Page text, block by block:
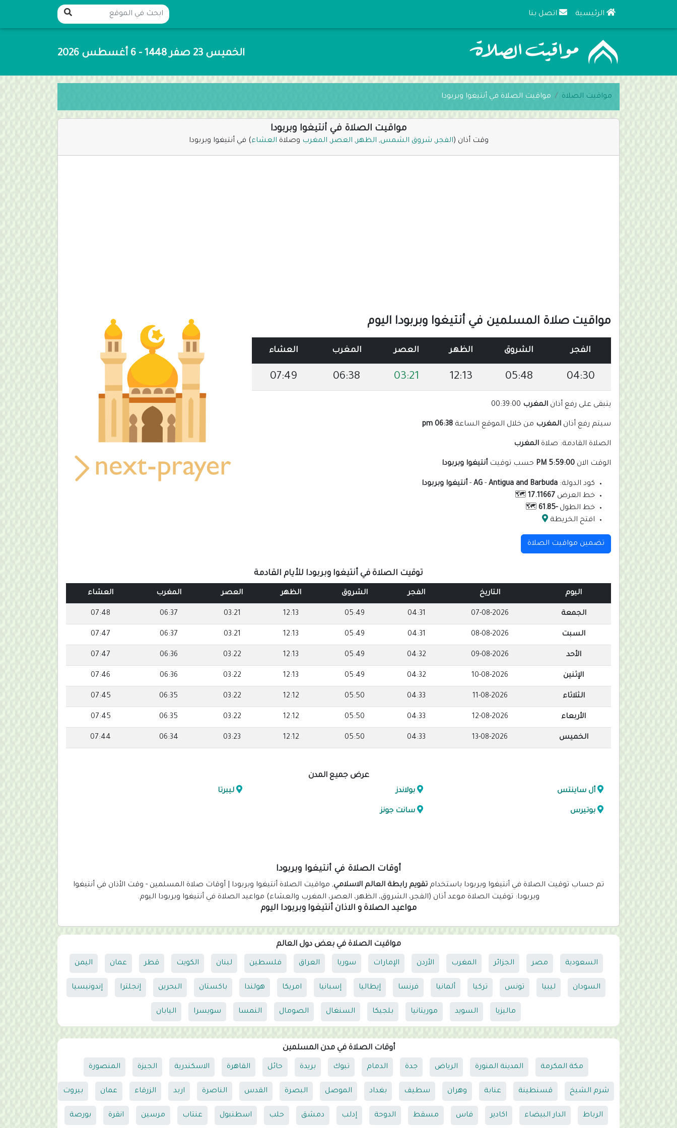
الرئيسية اتصل بنا
الخميس 23 صفر 1448 - 6 أغسطس 2026
مواقيت الصلاة مواقيت الصلاة في أنتيغوا وبربودا
مواقيت الصلاة في أنتيغوا وبربودا
وقت أذان (الفجر, شروق الشمس, الظهر, العصر, المغرب وصلاة العشاء) في أنتيغوا وبربودا
مواقيت صلاة المسلمين في أنتيغوا وبربودا اليوم
الفجر الشروق الظهر العصر المغرب العشاء
04:30
05:48
12:13
03:21
06:38
07:49
يتبقى على رفع أذان المغرب 00:38:59
سيتم رفع أذان المغرب من خلال الموقع الساعة 06:38 pm
الصلاة القادمة: صلاة المغرب
الوقت الان 5:59:01 PM حسب توقيت أنتيغوا وبربودا
كود الدولة: AG - Antigua and Barbuda
- أنتيغوا وبربودا
خط العرض 17.11667
🗺️
خط الطول-61.85
🗺️
افتح الخريطة
تضمين مواقيت الصلاة
توقيت الصلاة في أنتيغوا وبربودا للأيام القادمة
اليوم التاريخ الفجر الشروق الظهر العصر المغرب العشاء
الجمعة 07-08-2026
04:31
05:49
12:13
03:21
06:37
07:48
السبت 08-08-2026
04:31
05:49
12:13
03:21
06:37
07:47
الأحد 09-08-2026
04:32
05:49
12:13
03:22
06:36
07:47
الإثنين 10-08-2026
04:32
05:49
12:13
03:22
06:36
07:46
الثلاثاء 11-08-2026
04:33
05:50
12:12
03:22
06:35
07:45
الأربعاء 12-08-2026
04:33
05:50
12:12
03:22
06:35
07:45
الخميس 13-08-2026
04:33
05:50
12:12
03:23
06:34
07:44
عرض جميع المدن
أل ساينتس بولاندز ليبرتا
بوتيرس سانت جونز
أوقات الصلاة في أنتيغوا وبربودا
تم حساب توقيت الصلاة في أنتيغوا وبربودا باستخدام تقويم رابطة العالم الاسلامي, مواقيت الصلاة أنتيغوا وبربودا | أوقات صلاة المسلمين - وقت الأذان في أنتيغوا
وبربودا: توقيت الصلاة موعد أذان (الفجر، الشروق، الظهر، العصر، المغرب والعشاء) مواعيد الصلاة في أنتيغوا وبربودا اليوم.
مواعيد الصلاة و الاذان أنتيغوا وبربودا اليوم
مواقيت الصلاة في بعض دول العالم
السعودية مصر الجزائر المغرب الأردن الإمارات سوريا العراق فلسطين لبنان الكويت قطر عمان اليمن
السودان ليبيا تونس تركيا ألمانيا فرنسا إيطاليا إسبانيا امريكا هولندا باكستان البحرين إنجلترا إندونيسيا
ماليزيا السويد موريتانيا بلجيكا السنغال الصومال النمسا سويسرا اليابان
أوقات الصلاة في مدن المسلمين
مكة المكرمة المدينة المنورة الرياض جدة الدمام تبوك بريدة حائل القاهرة الاسكندرية الجيزة المنصورة
شرم الشيخ قسنطينة عنابة وهران سطيف بغداد الموصل البصرة القدس الناصرة اربد الزرقاء عمان بيروت
الرباط الدار البيضاء اكادير فاس مسقط الدوحة إدلب دمشق حلب اسطنبول عنتاب مرسين انقرة بورصة